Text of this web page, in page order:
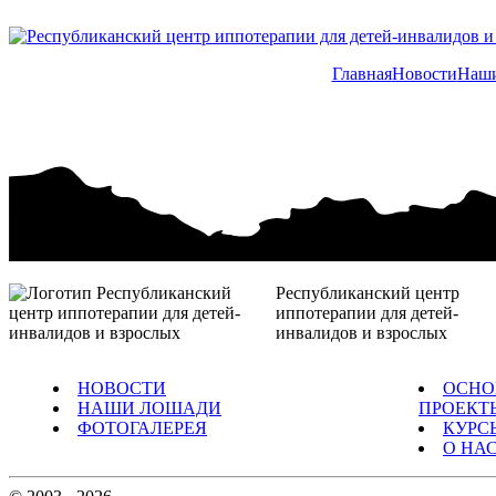
ГлавнаяНовости
Республиканский центр
иппотерапии для детей-
инвалидов и взрослых
НОВОСТИ
НАШИ ЛОШАДИ
ФОТОГАЛЕРЕЯ
О НАС